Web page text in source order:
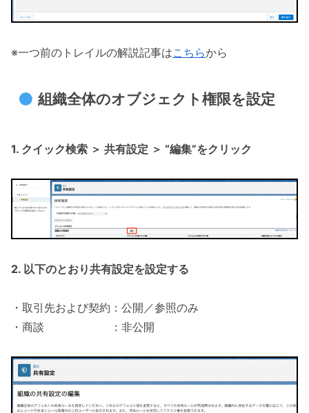
※一つ前のトレイルの解説記事はこちらから
組織全体のオブジェクト権限を設定
1. クイック検索 ＞ 共有設定 ＞ “編集”をクリック
2. 以下のとおり共有設定を設定する
・取引先および契約：公開／参照のみ
・商談 ：非公開